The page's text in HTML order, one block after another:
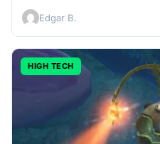
applications…
Edgar B.
HIGH TECH